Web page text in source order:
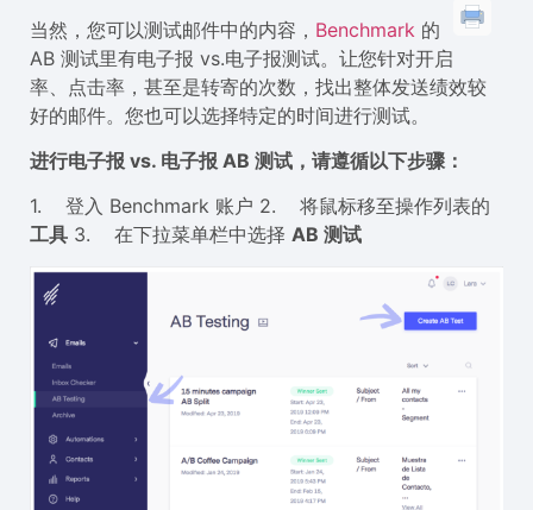
当然，您可以测试邮件中的内容， Benchmark 的
AB 测试里有电子报 vs.电子报测试。让您针对开启
率、点击率，甚至是转寄的次数，找出整体发送绩效较
好的邮件。您也可以选择特定的时间进行测试。
进行电子报 vs. 电子报 AB 测试，请遵循以下步骤：
1. 登入 Benchmark 账户 2. 将鼠标移至操作列表的
工具 3. 在下拉菜单栏中选择 AB 测试